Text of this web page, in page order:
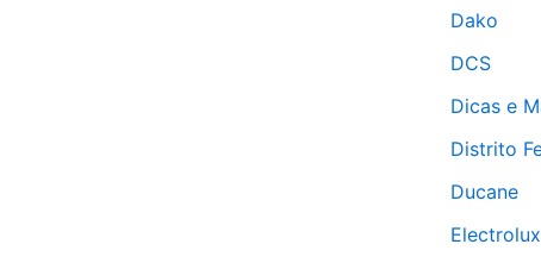
Dako
DCS
Dicas e
Distrito
Ducane
Electrolux